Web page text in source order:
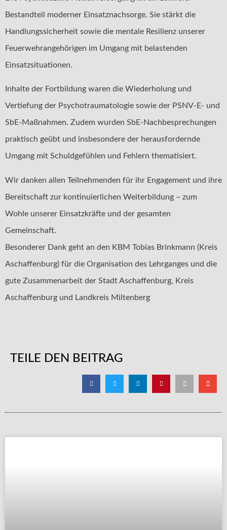
Bestandteil moderner Einsatznachsorge. Sie stärkt die
Handlungssicherheit sowie die mentale Resilienz unserer
Feuerwehrangehörigen im Umgang mit belastenden
Einsatzsituationen.
Inhalte der Fortbildung waren die Wiederholung und
Vertiefung der Psychotraumatologie sowie der PSNV-E- und
SbE-Maßnahmen. Zudem wurden SbE-Nachbesprechungen
praktisch geübt und insbesondere der herausfordernde
Umgang mit Schuldgefühlen und Fehlern thematisiert.
Wir danken allen Teilnehmenden für ihr Engagement und ihre
Bereitschaft zur kontinuierlichen Weiterbildung – zum
Wohle unserer Einsatzkräfte und der gesamten
Gemeinschaft.
Besonderer Dank geht an den KBM Tobias Brinkmann (Kreis
Aschaffenburg) für die Organisation des Lehrganges und die
gute Zusammenarbeit der Stadt Aschaffenburg, Kreis
Aschaffenburg und Landkreis Miltenberg
TEILE DEN BEITRAG